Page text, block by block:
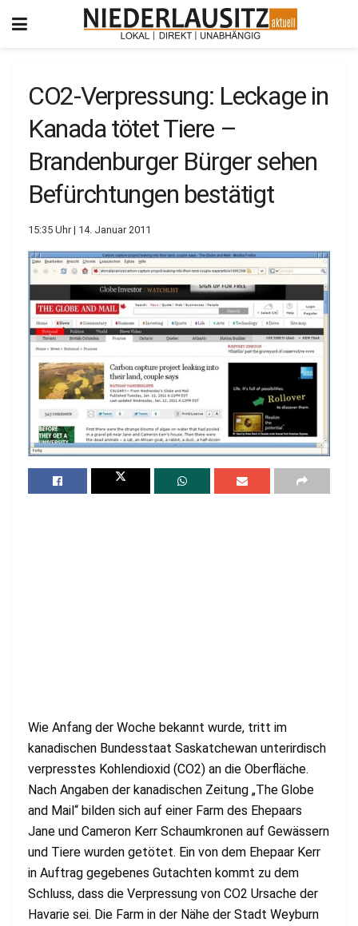
CO2-Verpressung: Leckage in
Kanada tötet Tiere –
Brandenburger Bürger sehen
Befürchtungen bestätigt
15:35 Uhr | 14. Januar 2011
Wie Anfang der Woche bekannt wurde, tritt im
kanadischen Bundesstaat Saskatchewan unterirdisch
verpresstes Kohlendioxid (CO2) an die Oberfläche.
Nach Angaben der kanadischen Zeitung „The Globe
and Mail“ bilden sich auf einer Farm des Ehepaars
Jane und Cameron Kerr Schaumkronen auf Gewässern
und Tiere wurden getötet. Ein von dem Ehepaar Kerr
in Auftrag gegebenes Gutachten kommt zu dem
Schluss, dass die Verpressung von CO2 Ursache der
Havarie sei. Die Farm in der Nähe der Stadt Weyburn